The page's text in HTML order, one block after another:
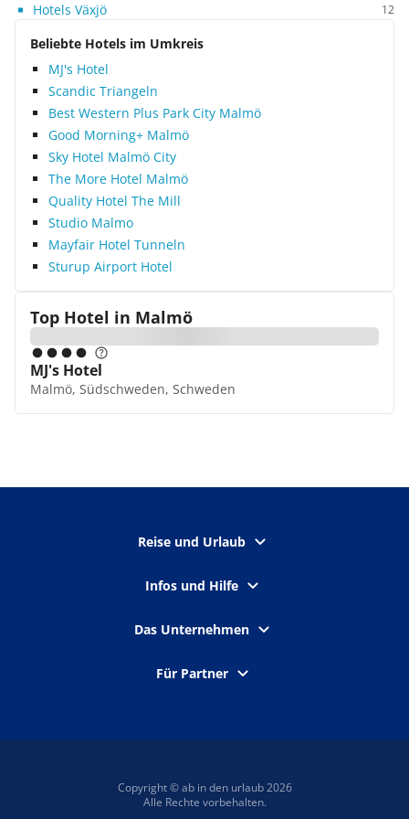
Hotels Växjö 12
Beliebte Hotels im Umkreis
MJ's Hotel
Scandic Triangeln
Best Western Plus Park City Malmö
Good Morning+ Malmö
Sky Hotel Malmö City
The More Hotel Malmö
Quality Hotel The Mill
Studio Malmo
Mayfair Hotel Tunneln
Sturup Airport Hotel
Top Hotel in Malmö
MJ's Hotel
Malmö, Südschweden, Schweden
Reise und Urlaub
Infos und Hilfe
Das Unternehmen
Für Partner
Copyright © ab in den urlaub 2026
Alle Rechte vorbehalten.